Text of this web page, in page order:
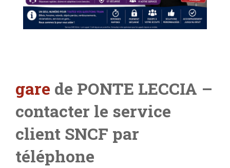
gare de PONTE LECCIA –
contacter le service
client SNCF par
téléphone